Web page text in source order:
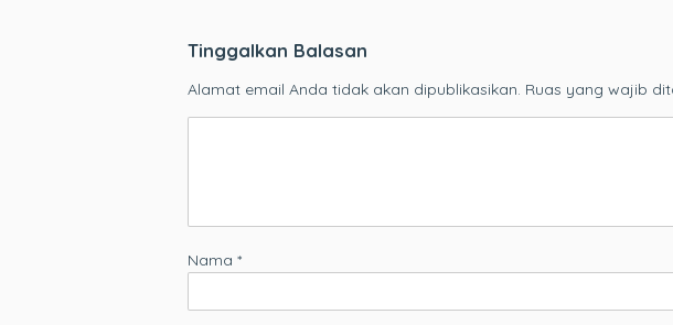
Tinggalkan Balasan
Alamat email Anda tidak akan dipublikasikan. Ruas yang wajib
Nama *